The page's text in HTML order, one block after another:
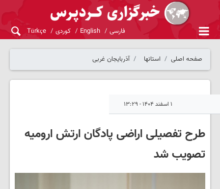
فارسی English کوردی Türkçe
صفحه اصلی استانها آذربایجان غربی
۱ اسفند ۱۴۰۴ - ۱۳:۲۹
طرح تفصیلی اراضی پادگان ارتش ارومیه
تصویب شد